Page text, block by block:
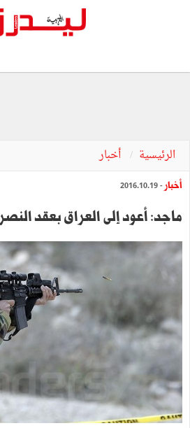
الرئيسية أخبار
أخبار - 2016.10.19
ماجد: أعود إلى العراق بعقد النصر